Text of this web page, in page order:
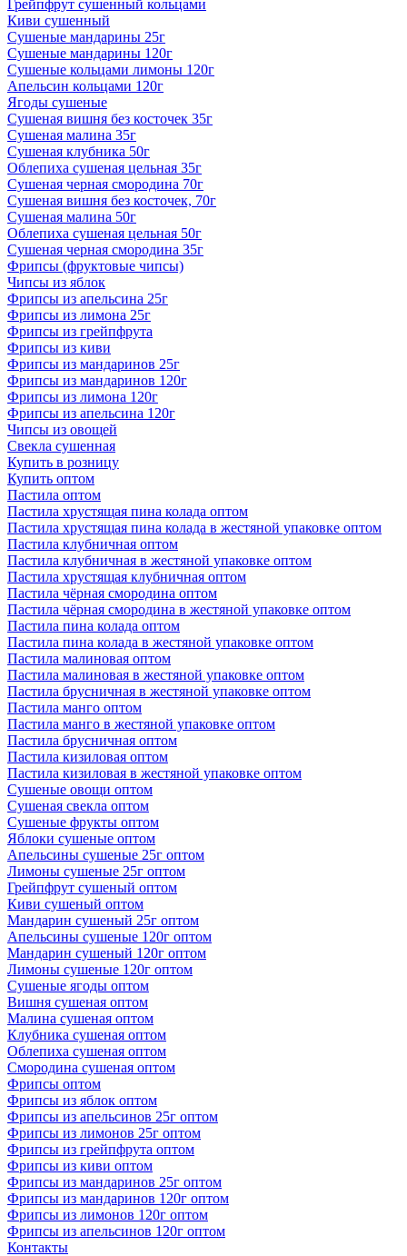
Грейпфрут сушенный кольцами
Киви сушенный
Сушеные мандарины 25г
Сушеные мандарины 120г
Сушеные кольцами лимоны 120г
Апельсин кольцами 120г
Ягоды сушеные
Сушеная вишня без косточек 35г
Сушеная малина 35г
Сушеная клубника 50г
Облепиха сушеная цельная 35г
Сушеная черная смородина 70г
Сушеная вишня без косточек, 70г
Сушеная малина 50г
Облепиха сушеная цельная 50г
Сушеная черная смородина 35г
Фрипсы (фруктовые чипсы)
Чипсы из яблок
Фрипсы из апельсина 25г
Фрипсы из лимона 25г
Фрипсы из грейпфрута
Фрипсы из киви
Фрипсы из мандаринов 25г
Фрипсы из мандаринов 120г
Фрипсы из лимона 120г
Фрипсы из апельсина 120г
Чипсы из овощей
Свекла сушенная
Купить в розницу
Купить оптом
Пастила оптом
Пастила хрустящая пина колада оптом
Пастила хрустящая пина колада в жестяной упаковке оптом
Пастила клубничная оптом
Пастила клубничная в жестяной упаковке оптом
Пастила хрустящая клубничная оптом
Пастила чёрная смородина оптом
Пастила чёрная смородина в жестяной упаковке оптом
Пастила пина колада оптом
Пастила пина колада в жестяной упаковке оптом
Пастила малиновая оптом
Пастила малиновая в жестяной упаковке оптом
Пастила брусничная в жестяной упаковке оптом
Пастила манго оптом
Пастила манго в жестяной упаковке оптом
Пастила брусничная оптом
Пастила кизиловая оптом
Пастила кизиловая в жестяной упаковке оптом
Сушеные овощи оптом
Сушеная свекла оптом
Сушеные фрукты оптом
Яблоки сушеные оптом
Апельсины сушеные 25г оптом
Лимоны сушеные 25г оптом
Грейпфрут сушеный оптом
Киви сушеный оптом
Мандарин сушеный 25г оптом
Апельсины сушеные 120г оптом
Мандарин сушеный 120г оптом
Лимоны сушеные 120г оптом
Сушеные ягоды оптом
Вишня сушеная оптом
Малина сушеная оптом
Клубника сушеная оптом
Облепиха сушеная оптом
Смородина сушеная оптом
Фрипсы оптом
Фрипсы из яблок оптом
Фрипсы из апельсинов 25г оптом
Фрипсы из лимонов 25г оптом
Фрипсы из грейпфрута оптом
Фрипсы из киви оптом
Фрипсы из мандаринов 25г оптом
Фрипсы из мандаринов 120г оптом
Фрипсы из лимонов 120г оптом
Фрипсы из апельсинов 120г оптом
Контакты